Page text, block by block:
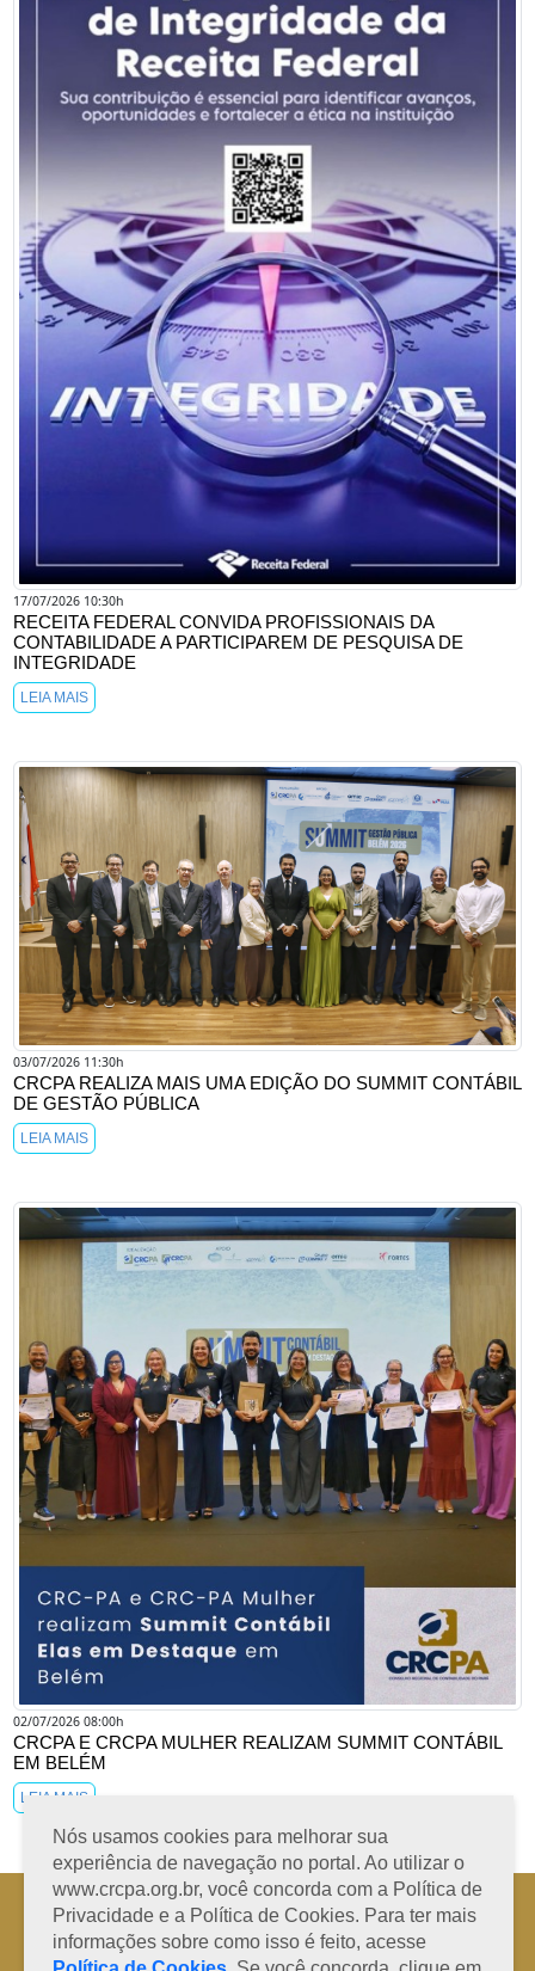
17/07/2026 10:30h
RECEITA FEDERAL CONVIDA PROFISSIONAIS DA
CONTABILIDADE A PARTICIPAREM DE PESQUISA DE
INTEGRIDADE
LEIA MAIS
03/07/2026 11:30h
CRCPA REALIZA MAIS UMA EDIÇÃO DO SUMMIT CONTÁBIL
DE GESTÃO PÚBLICA
LEIA MAIS
02/07/2026 08:00h
CRCPA E CRCPA MULHER REALIZAM SUMMIT CONTÁBIL
EM BELÉM
LEIA MAIS
Nós usamos cookies para melhorar sua
experiência de navegação no portal. Ao utilizar o
www.crcpa.org.br, você concorda com a Política de
Privacidade e a Política de Cookies. Para ter mais
informações sobre como isso é feito, acesse
Horário de Atendimento: 08h às 12h e 13h às 17h de segunda à sexta-
feira
Fone: +55 91 3202-4150 | E-mail: protocolo@crcpa.org.br